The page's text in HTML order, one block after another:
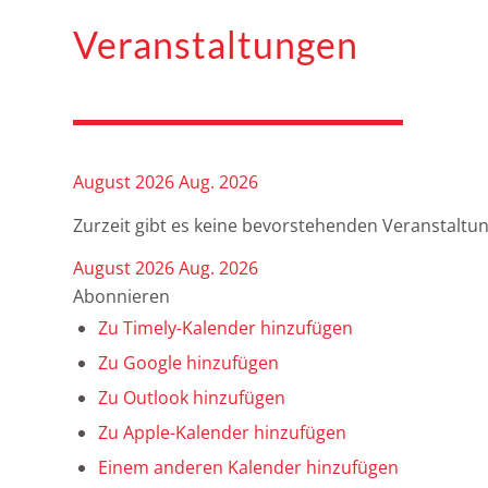
Veranstaltungen
August 2026Aug. 2026
Zurzeit gibt es keine bevorstehenden
August 2026Aug. 2026
Abonnieren
Zu Timely-Kalender hinzufügen
Zu Google hinzufügen
Zu Outlook hinzufügen
Zu Apple-Kalender hinzufügen
Einem anderen Kalender hinzufügen